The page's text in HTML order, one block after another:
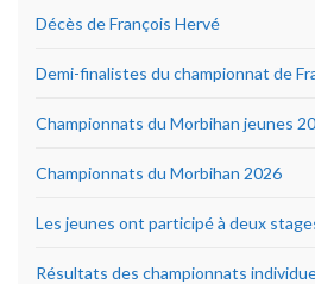
Décès de François Hervé
Demi-finalistes du championnat de
Championnats du Morbihan jeunes
Championnats du Morbihan 2026
Les jeunes ont participé à deux
Résultats des championnats